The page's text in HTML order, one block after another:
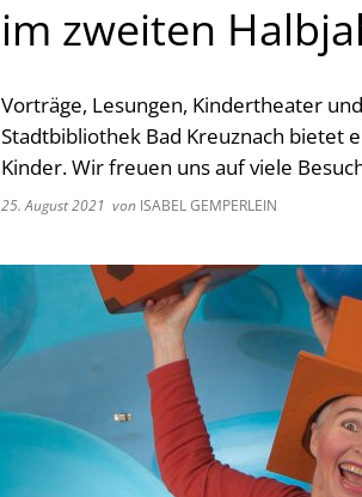
im zweiten
Vorträge, Lesungen, Kindertheater
Stadtbibliothek Bad Kreuznach bietet
Kinder. Wir freuen uns auf viele
25. August 2021 von ISABEL GEMPERLEIN